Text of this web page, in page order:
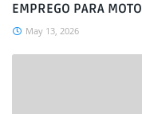
EMPREGO PARA
May 13, 2026